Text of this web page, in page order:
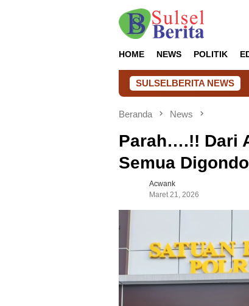
HOME NEWS POLITIK
SULSELBERITA NEWS
Lapas Takalar
Beranda News
Parah….!! Dari
Semua
Acwank
Maret 21, 2026